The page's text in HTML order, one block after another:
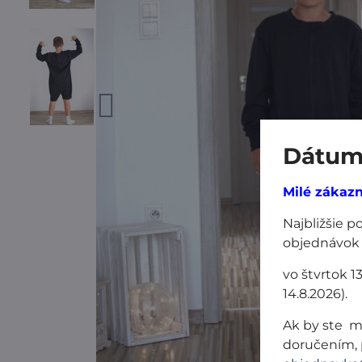
Milé
Najbližšie
vo štvrtok
14.8.2026).
Ak by ste
doručením,